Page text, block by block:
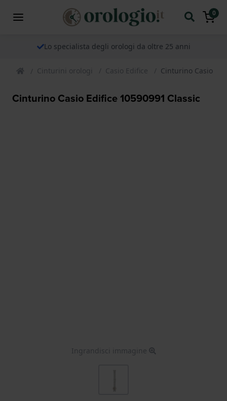
0
Lo specialista degli orologi da oltre 25 anni
Cinturini orologi Casio Edifice Cinturino Casio
Cinturino Casio Edifice 10590991 Classic
Ingrandisci immagine